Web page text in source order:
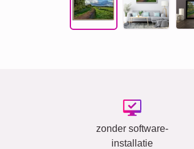
zonder software-
installatie